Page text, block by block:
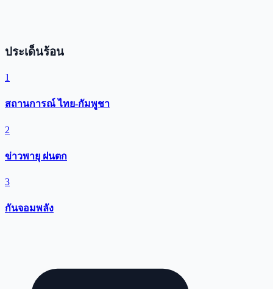
ประเด็นร้อน
1
สถานการณ์ ไทย-กัมพูชา
2
ข่าวพายุ ฝนตก
3
กันจอมพลัง